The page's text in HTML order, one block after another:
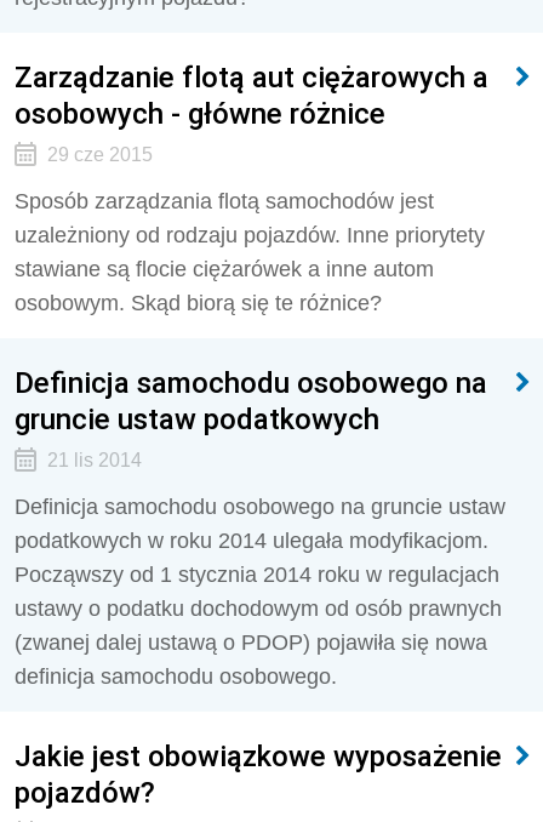
Zarządzanie flotą aut ciężarowych a
osobowych - główne różnice
29 cze 2015
Sposób zarządzania flotą samochodów jest
uzależniony od rodzaju pojazdów. Inne priorytety
stawiane są flocie ciężarówek a inne autom
osobowym. Skąd biorą się te różnice?
Definicja samochodu osobowego na
gruncie ustaw podatkowych
21 lis 2014
Definicja samochodu osobowego na gruncie ustaw
podatkowych w roku 2014 ulegała modyfikacjom.
Począwszy od 1 stycznia 2014 roku w regulacjach
ustawy o podatku dochodowym od osób prawnych
(zwanej dalej ustawą o PDOP) pojawiła się nowa
definicja samochodu osobowego.
Jakie jest obowiązkowe wyposażenie
pojazdów?